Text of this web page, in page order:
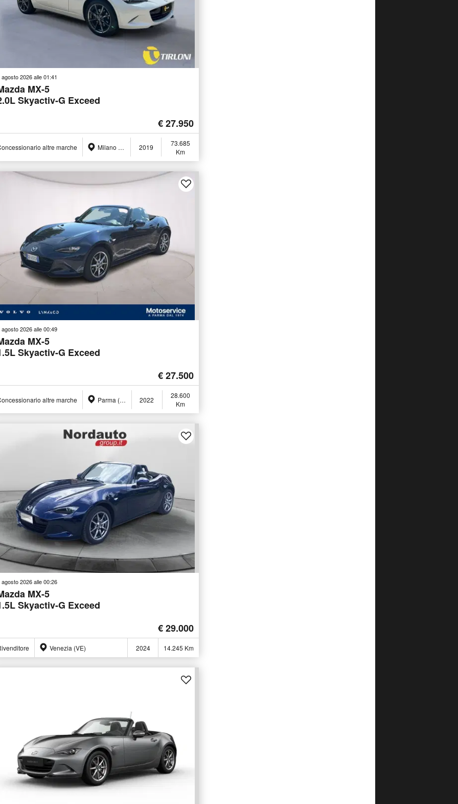
agosto 2026 alle 01:41
MX-5
Skyactiv-G Exceed
€ 27.950
altre marche Milano (MI) 2019
73.685
Km
agosto 2026 alle 00:49
MX-5
Skyactiv-G Exceed
€ 27.500
altre marche Parma (PR) 2022
28.600
Km
agosto 2026 alle 00:26
MX-5
Skyactiv-G Exceed
€ 29.000
Venezia (VE) 2024 14.245 Km